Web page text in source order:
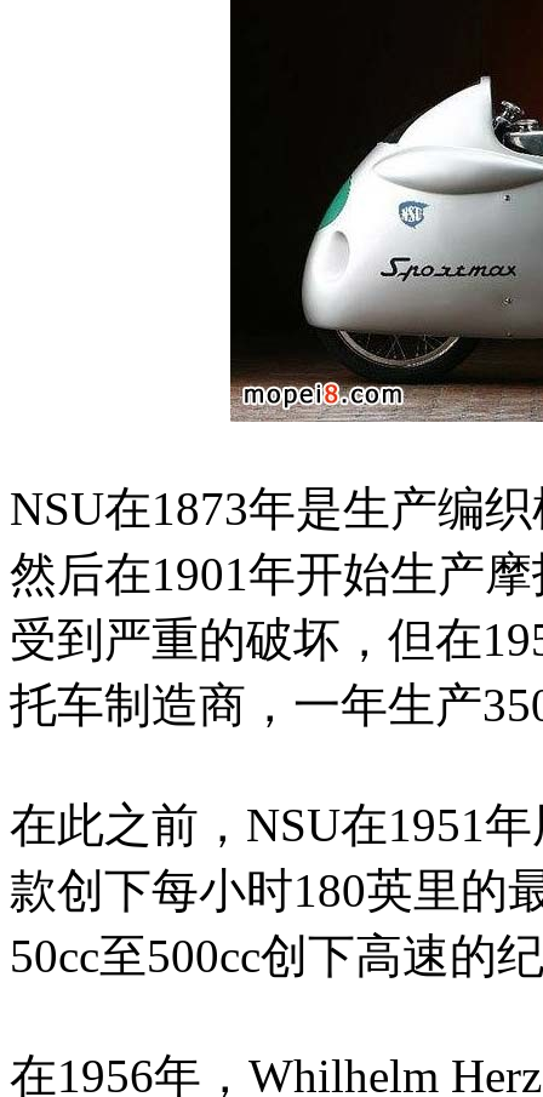
NSU在1873年是生产编
然后在1901年开始生产
受到严重的破坏，但在
托车制造商，一年生产
在此之前，NSU在1951
款创下每小时180英里的
50cc至500cc创下高速的
在1956年，Whilhelm